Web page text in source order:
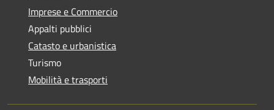
Imprese e Commercio
Appalti pubblici
Catasto e urbanistica
Turismo
Mobilità e trasporti